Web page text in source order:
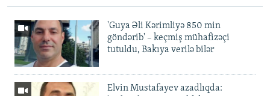
'Guya Əli Kərimliyə 850 min
göndərib' – keçmiş mühafizəçi
tutuldu, Bakıya verilə bilər
Elvin Mustafayev azadlıqda: